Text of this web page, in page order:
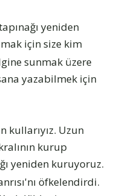
yeniden
için size kim
sunmak üzere
yazabilmek için
kullarıyız. Uzun
kurup
yeniden kuruyoruz.
öfkelendirdi.